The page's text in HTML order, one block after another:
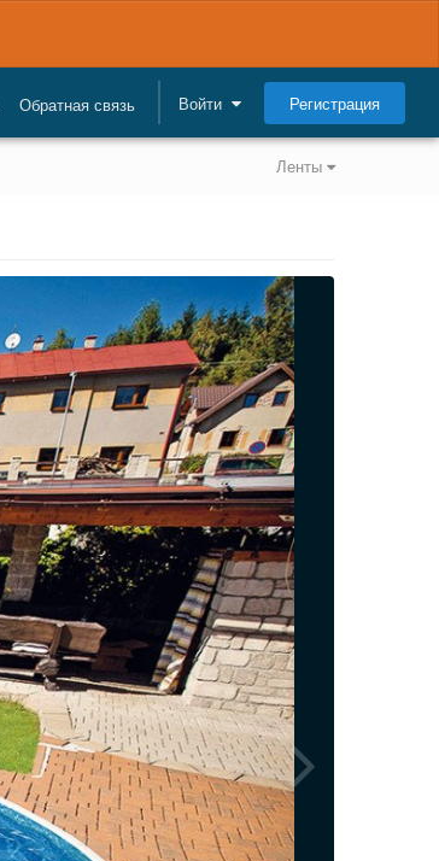
Обратная связь Войти Регистрация
Ленты